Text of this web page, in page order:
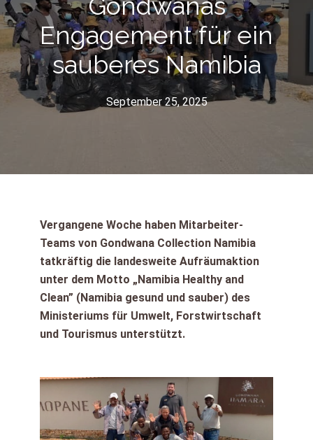
Engagement für ein
sauberes Namibia
September 25, 2025
Vergangene Woche haben Mitarbeiter-
Teams von Gondwana Collection Namibia
tatkräftig die landesweite Aufräumaktion
unter dem Motto „Namibia Healthy and
Clean” (Namibia gesund und sauber) des
Ministeriums für Umwelt, Forstwirtschaft
und Tourismus unterstützt.